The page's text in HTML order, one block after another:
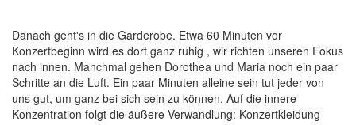
Danach geht's in die Garderobe. Etwa 60 Minuten vor
Konzertbeginn wird es dort ganz ruhig , wir richten unseren Fokus
nach innen. Manchmal gehen Dorothea und Maria noch ein paar
Schritte an die Luft. Ein paar Minuten alleine sein tut jeder von
uns gut, um ganz bei sich sein zu können. Auf die innere
Konzentration folgt die äußere Verwandlung: Konzertkleidung